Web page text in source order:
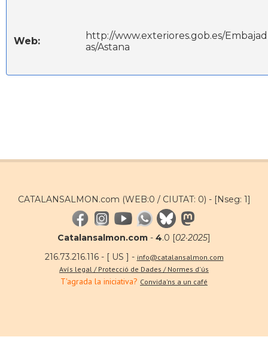
Web:
http://www.exteriores.gob.es/Embajad
as/Astana
CATALANSALMON.com (WEB:0 / CIUTAT: 0) - [Nseg: 1]
Catalansalmon.com - 4.0 [02·2025]
216.73.216.116 - [ US ] - info@catalansalmon.com
Avís legal / Protecció de Dades / Normes d'ús
T'agrada la iniciativa? Convida'ns a un café